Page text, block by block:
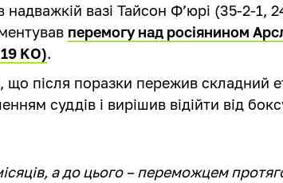
надважкій вазі Тайсон Фʼюрі (35-2-1,
перемогу над росіянином
KO).
що після поразки пережив складний
суддів і вирішив відійти від
а до цього – переможцем